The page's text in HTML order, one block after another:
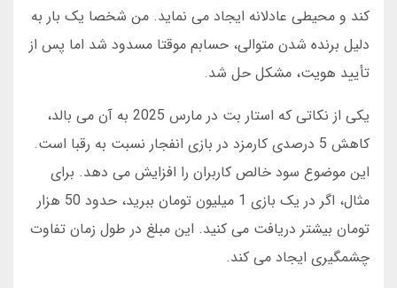
کند و محیطی عادلانه ایجاد می نماید. من شخصا یک بار به
دلیل برنده شدن متوالی، حسابم موقتا مسدود شد اما پس از
تأیید هویت، مشکل حل شد.
یکی از نکاتی که استار بت در مارس 2025 به آن می بالد،
کاهش 5 درصدی کارمزد در بازی انفجار نسبت به رقبا است.
این موضوع سود خالص کاربران را افزایش می دهد. برای
مثال، اگر در یک بازی 1 میلیون تومان ببرید، حدود 50 هزار
تومان بیشتر دریافت می کنید. این مبلغ در طول زمان تفاوت
چشمگیری ایجاد می کند.